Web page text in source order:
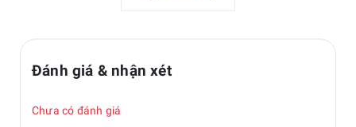
phẩm có giá khởi điểm 1.899 USD (khoảng 48,2 triệu
USD (khoảng 2,5 triệu đồng) so với mức giá khởi điểm 1.799
Đánh giá & nhận xét
Chưa có đánh giá